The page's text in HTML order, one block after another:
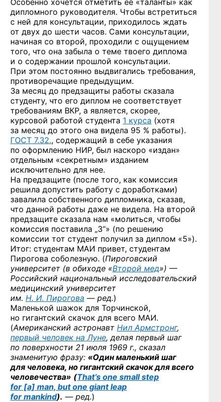
Особенно хочется отметить ее «таланты» как
дипломного руководителя. Чтобы встретиться
с ней для консультации, приходилось ждать
от двух до шести часов. Сами консультации,
начиная со второй, проходили с ощущением
того, что она забыла о теме твоего диплома
и о содержании прошлой консультации.
При этом постоянно выдвигались требования,
противоречащие предыдущим.
За месяц до предзащиты работы сказала
студенту, что его диплом не соответствует
требованиям ВКР, а является, скорее,
курсовой работой студента 1 курса (хотя
за месяц до этого она видела 95 % работы).
ГОСТ 7.32., содержащий в себе указания
по оформлению НИР, был наскоро «издан»
отдельным «секретным» изданием
исключительно для нее.
На предзащите (после того, как комиссия
решила допустить работу с доработками)
завалила собственного дипломника, сказав,
что данной работы даже не видела. На второй
предзащите сказала нам «молиться, чтобы
комиссия поставила „3“» (по решению
комиссии тот студент получил за диплом «5»).
Итог: студентам МАИ привет, студентам
Пирогова соболезную. (Пироговский
университет (в обиходе «Второй мед») —
Российский национальный исследовательский
медицинский университет
им. Н. И. Пирогова — ред.)
Маленькой шажок для Торчинской,
но гигантский скачок для всего МАИ.
(Американский астронавт Нил Армстронг,
первый человек на Луне, делая первый шаг
по поверхности 21 июля 1969 г., сказал
знаменитую фразу: «Один маленький шаг
для человека, но гигантский скачок для всего
человечества» (That’s one small step
for [a] man, but one giant leap
for mankind). — ред.)